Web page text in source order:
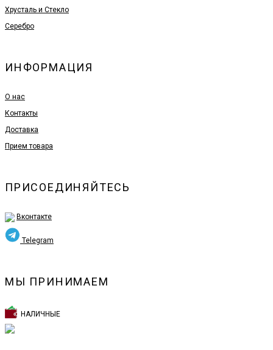
Хрусталь и Стекло
Серебро
ИНФОРМАЦИЯ
О нас
Контакты
Доставка
Прием товара
ПРИСОЕДИНЯЙТЕСЬ
Вконтакте
Telegram
МЫ ПРИНИМАЕМ
НАЛИЧНЫЕ